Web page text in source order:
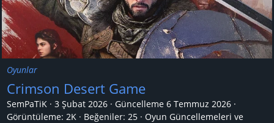
Oyunlar
Crimson Desert Game
SemPaTiK 3 Şubat 2026 Güncelleme 6 Temmuz 2026
Görüntüleme: 2K
Beğeniler: 25
Oyun Güncellemeleri ve